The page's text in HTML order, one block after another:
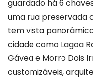
guardado há 6
uma rua preservada
tem vista
cidade como Lagoa
Gávea e Morro Dois
customizáveis,